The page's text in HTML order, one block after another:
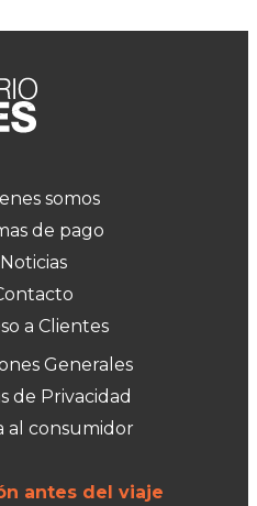
somos
de pago
Noticias
a Clientes
Generales
de Privacidad
al consumidor
antes del viaje